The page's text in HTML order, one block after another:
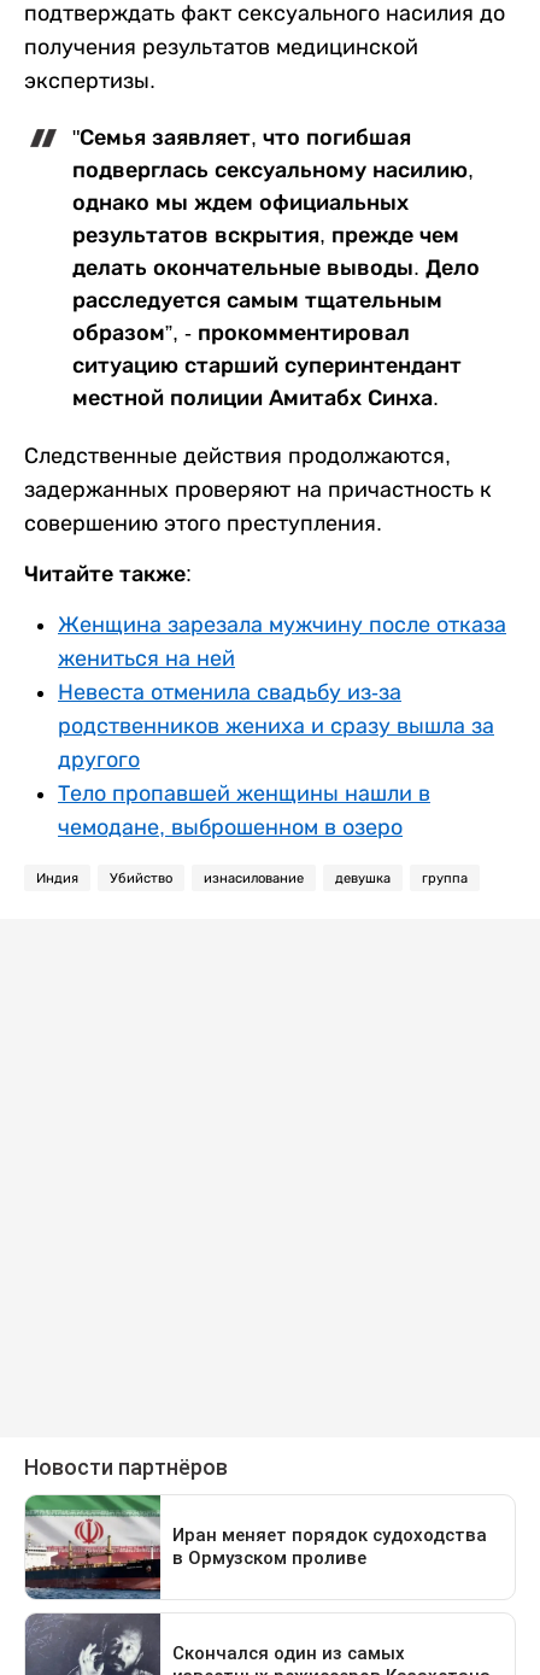
подтверждать факт сексуального насилия до
получения результатов медицинской
экспертизы.
"Семья заявляет, что погибшая
подверглась сексуальному насилию,
однако мы ждем официальных
результатов вскрытия, прежде чем
делать окончательные выводы. Дело
расследуется самым тщательным
образом”, - прокомментировал
ситуацию старший суперинтендант
местной полиции Амитабх Синха.
Следственные действия продолжаются,
задержанных проверяют на причастность к
совершению этого преступления.
Читайте также:
Женщина зарезала мужчину после отказа
жениться на ней
Невеста отменила свадьбу из-за
родственников жениха и сразу вышла за
другого
Тело пропавшей женщины нашли в
чемодане, выброшенном в озеро
Индия Убийство изнасилование девушка группа